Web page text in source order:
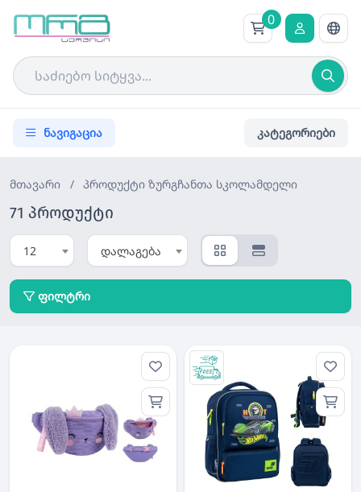
0
ნავიგაცია კატეგორიები
მთავარი / პროდუქტი ზურგჩანთა სკოლამდელი
71 პროდუქტი
12 დალაგება
ფილტრი